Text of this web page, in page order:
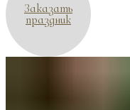
Заказать
праздник